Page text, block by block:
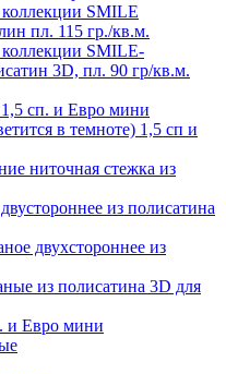
SMILE
пл. 115 гр./кв.м.
SMILE-
3D, пл. 90 гр/кв.м.
сп. и Евро мини
в темноте) 1,5 сп и
ниточная стежка из
из полисатина
двухстороннее из
из полисатина 3D для
и Евро мини